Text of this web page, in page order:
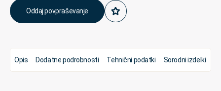
Oddaj povpraševanje
Opis Dodatne podrobnosti Tehnični podatki Sorodni izdelki